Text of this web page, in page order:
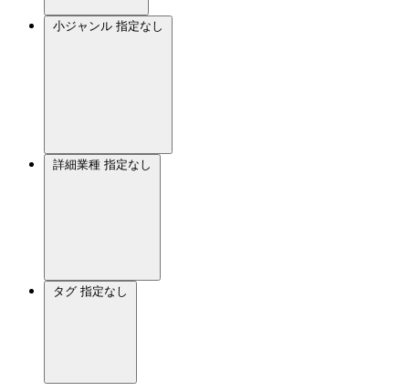
小ジャンル 指定なし
詳細業種 指定なし
タグ 指定なし